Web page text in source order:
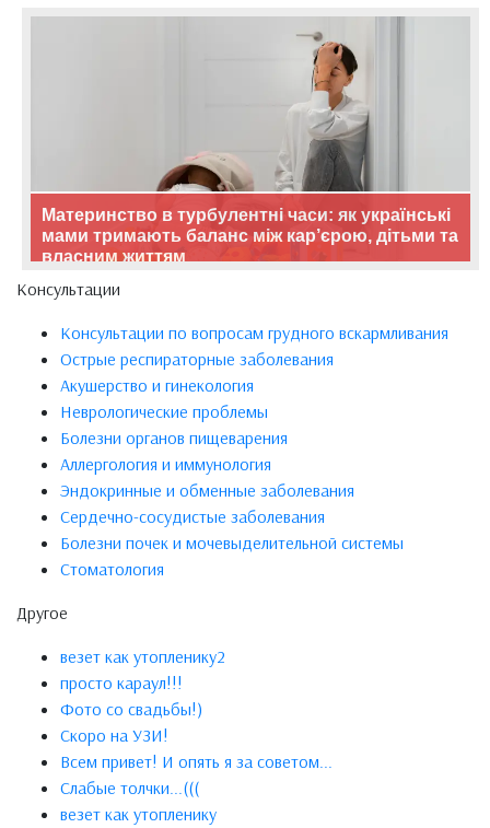
Материнство в турбулентні часи: як українські
мами тримають баланс між кар’єрою, дітьми та
власним життям
Консультации
Консультации по вопросам грудного вскармливания
Острые респираторные заболевания
Акушерство и гинекология
Неврологические проблемы
Болезни органов пищеварения
Аллергология и иммунология
Эндокринные и обменные заболевания
Сердечно-сосудистые заболевания
Болезни почек и мочевыделительной системы
Стоматология
Другое
везет как утопленику2
просто караул!!!
Фото со свадьбы!)
Скоро на УЗИ!
Всем привет! И опять я за советом...
Слабые толчки...(((
везет как утопленику